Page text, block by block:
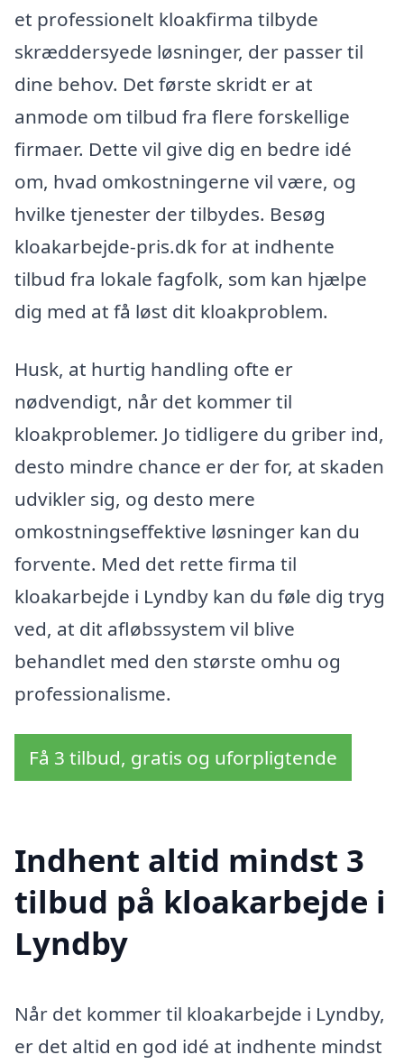
et professionelt kloakfirma tilbyde
skræddersyede løsninger, der passer til
dine behov. Det første skridt er at
anmode om tilbud fra flere forskellige
firmaer. Dette vil give dig en bedre idé
om, hvad omkostningerne vil være, og
hvilke tjenester der tilbydes. Besøg
kloakarbejde-pris.dk for at indhente
tilbud fra lokale fagfolk, som kan hjælpe
dig med at få løst dit kloakproblem.
Husk, at hurtig handling ofte er
nødvendigt, når det kommer til
kloakproblemer. Jo tidligere du griber ind,
desto mindre chance er der for, at skaden
udvikler sig, og desto mere
omkostningseffektive løsninger kan du
forvente. Med det rette firma til
kloakarbejde i Lyndby kan du føle dig tryg
ved, at dit afløbssystem vil blive
behandlet med den største omhu og
professionalisme.
Få 3 tilbud, gratis og uforpligtende
Indhent altid mindst 3
tilbud på kloakarbejde i
Lyndby
Når det kommer til kloakarbejde i Lyndby,
er det altid en god idé at indhente mindst